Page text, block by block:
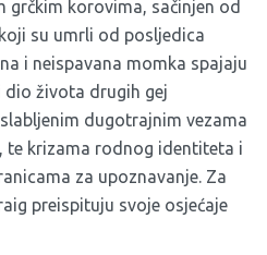
grčkim korovima, sačinjen od
su umrli od posljedica
i neispavana momka spajaju
dio života drugih gej
dugotrajnim vezama
te krizama rodnog identiteta i
za upoznavanje. Za
preispituju svoje osjećaje